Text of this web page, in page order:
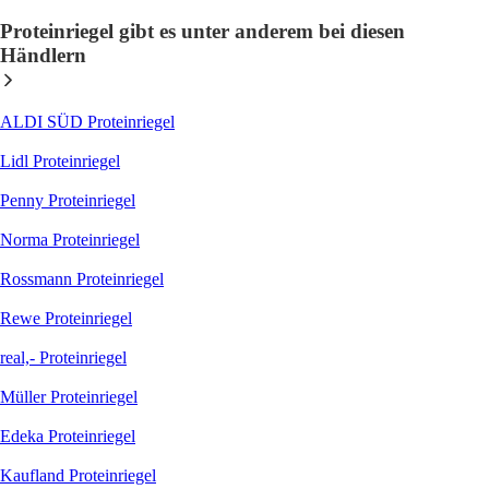
Proteinriegel gibt es unter anderem bei diesen
Händlern
ALDI SÜD Proteinriegel
Lidl Proteinriegel
Penny Proteinriegel
Norma Proteinriegel
Rossmann Proteinriegel
Rewe Proteinriegel
real,- Proteinriegel
Müller Proteinriegel
Edeka Proteinriegel
Kaufland Proteinriegel